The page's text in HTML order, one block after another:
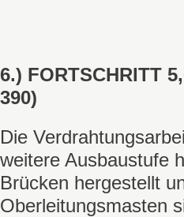
6.) FORTSCHRITT
390)
Die
weitere Ausbaustufe
Brücken hergestellt
Oberleitungsmasten